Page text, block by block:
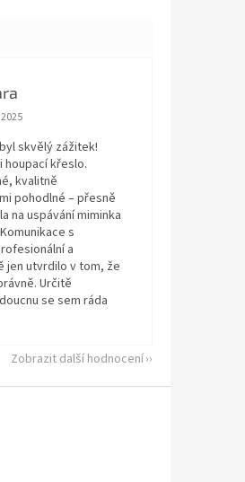
obchodu je 5 z 5 hvězdiček.
skvělý zážitek!
houpací křeslo.
kvalitně
pohodlné – přesně
na uspávání miminka
s
a
jen utvrdilo v tom, že
Určitě
se sem ráda
Zobrazit další hodnocení